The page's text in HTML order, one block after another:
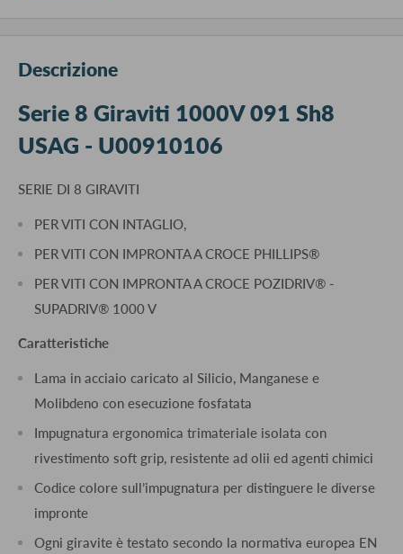
Descrizione
Serie 8 Giraviti 1000V 091 Sh8
USAG - U00910106
SERIE DI 8 GIRAVITI
PER VITI CON INTAGLIO,
PER VITI CON IMPRONTA A CROCE PHILLIPS®
PER VITI CON IMPRONTA A CROCE POZIDRIV® -
SUPADRIV® 1000 V
Caratteristiche
Lama in acciaio caricato al Silicio, Manganese e
Molibdeno con esecuzione fosfatata
Impugnatura ergonomica trimateriale isolata con
rivestimento soft grip, resistente ad olii ed agenti chimici
Codice colore sull’impugnatura per distinguere le diverse
impronte
Ogni giravite è testato secondo la normativa europea EN